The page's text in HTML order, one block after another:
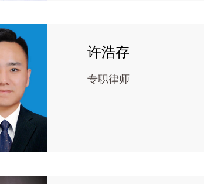
许浩存
专职律师